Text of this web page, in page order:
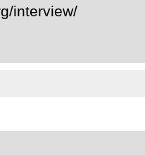
interview/